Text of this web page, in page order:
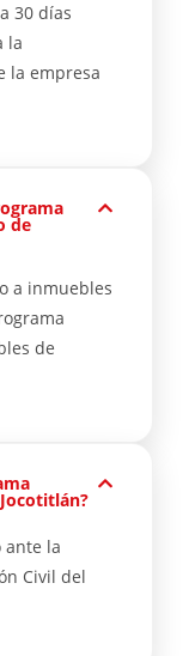
30 días
la
la empresa
de
a inmuebles
de
ante la
Civil del